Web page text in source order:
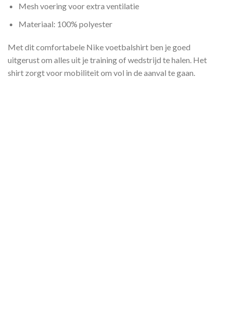
Mesh voering voor extra ventilatie
Materiaal: 100% polyester
Met dit comfortabele Nike voetbalshirt ben je goed
uitgerust om alles uit je training of wedstrijd te halen. Het
shirt zorgt voor mobiliteit om vol in de aanval te gaan.